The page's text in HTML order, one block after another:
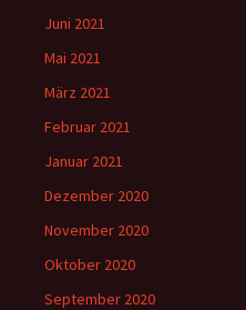
Juni 2021
Mai 2021
März 2021
Februar 2021
Januar 2021
Dezember 2020
November 2020
Oktober 2020
September 2020